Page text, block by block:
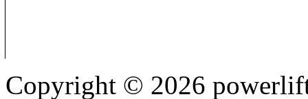
Copyright © 2026